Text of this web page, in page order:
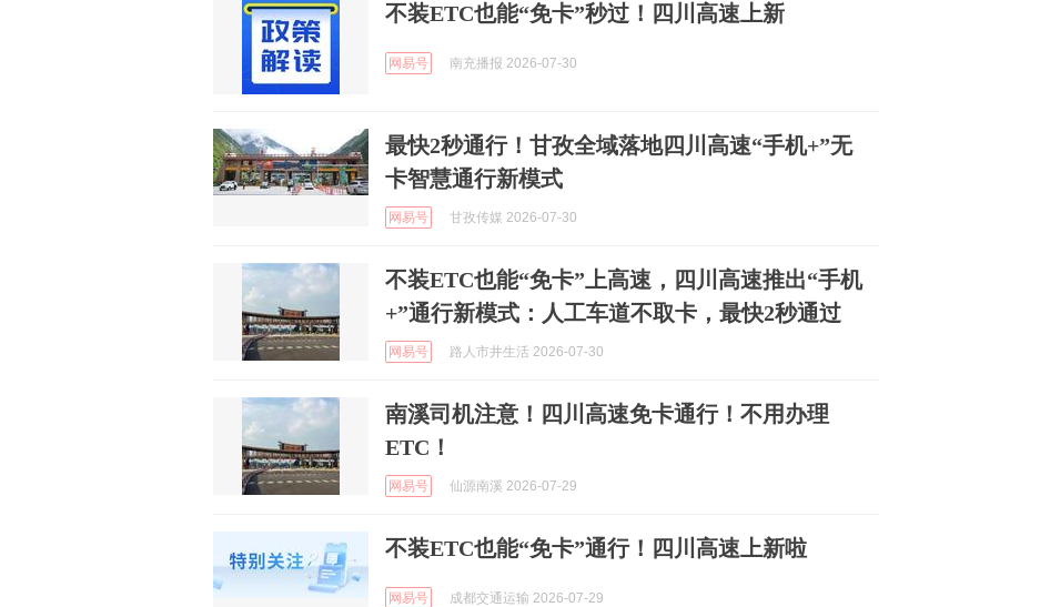
不装ETC也能“免卡”秒过！四川高速上新
网易号 南充播报 2026-07-30
最快2秒通行！甘孜全域落地四川高速“手机+”无
卡智慧通行新模式
网易号 甘孜传媒 2026-07-30
不装ETC也能“免卡”上高速，四川高速推出“手机
+”通行新模式：人工车道不取卡，最快2秒通过
网易号 路人市井生活 2026-07-30
南溪司机注意！四川高速免卡通行！不用办理
ETC！
网易号 仙源南溪 2026-07-29
不装ETC也能“免卡”通行！四川高速上新啦
网易号 成都交通运输 2026-07-29